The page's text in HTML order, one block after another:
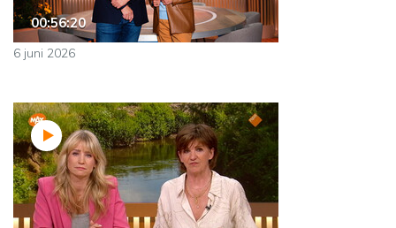
00:56:20
6 juni 2026